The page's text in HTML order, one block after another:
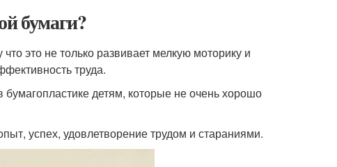
бумаги?
это не только развивает мелкую моторику и
труда.
детям, которые не очень хорошо
успех, удовлетворение трудом и стараниями.